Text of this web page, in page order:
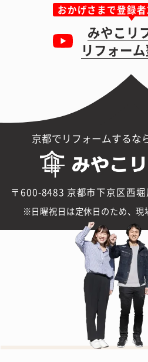
おかげさまで登録
みやこリ
リフォー
京都でリフォームするな
〒600-8483 京都市下京区西
日曜祝日は定休日のため、